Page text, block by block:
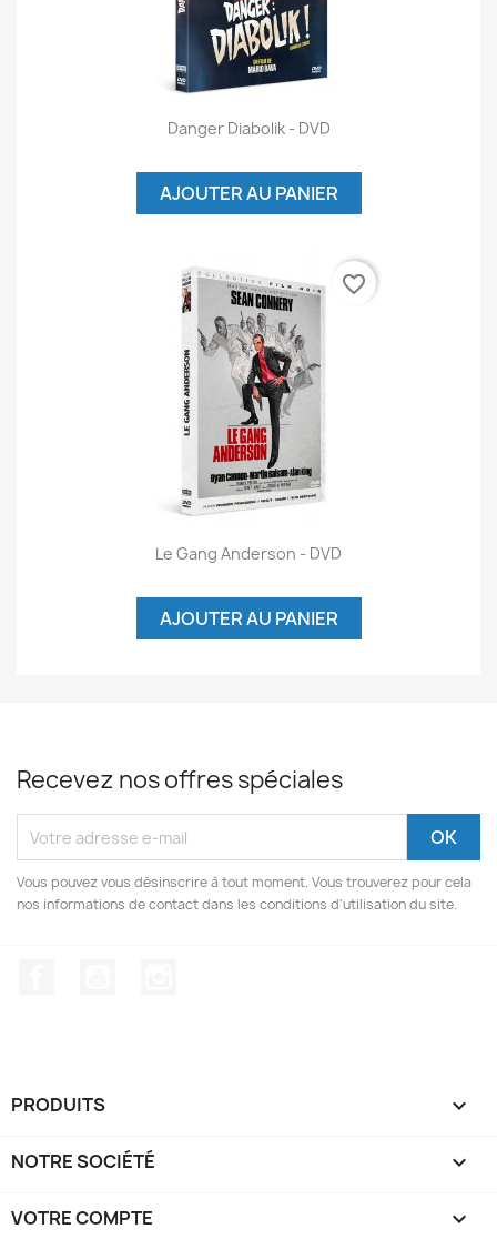
Danger Diabolik - DVD
AJOUTER AU PANIER
Le Gang Anderson - DVD
AJOUTER AU PANIER
favorite_border
Recevez nos offres spéciales
Vous pouvez vous désinscrire à tout moment. Vous trouverez pour cela
nos informations de contact dans les conditions d'utilisation du site.
PRODUITS 
NOTRE SOCIÉTÉ 
VOTRE COMPTE 